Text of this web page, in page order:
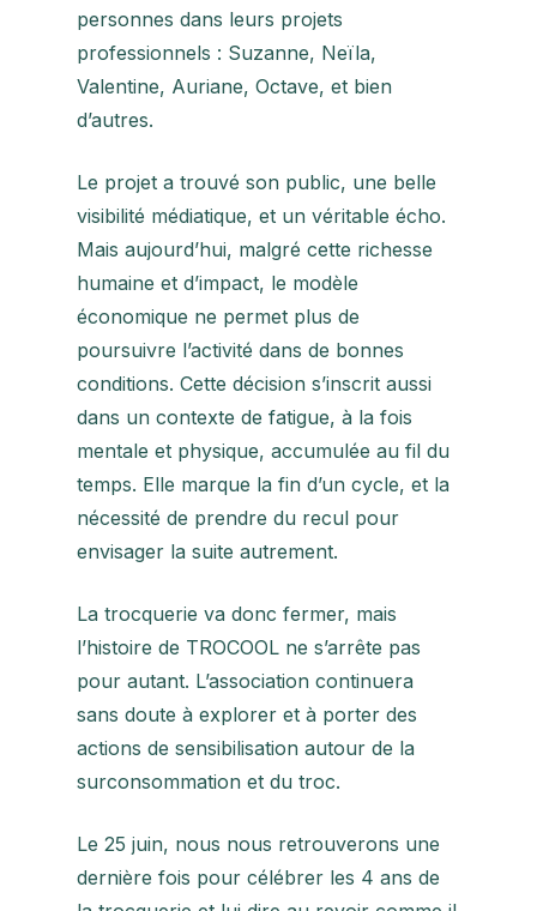
personnes dans leurs projets
professionnels : Suzanne, Neïla,
Valentine, Auriane, Octave, et bien
d’autres.
Le projet a trouvé son public, une belle
visibilité médiatique, et un véritable écho.
Mais aujourd’hui, malgré cette richesse
humaine et d’impact, le modèle
économique ne permet plus de
poursuivre l’activité dans de bonnes
conditions. Cette décision s’inscrit aussi
dans un contexte de fatigue, à la fois
mentale et physique, accumulée au fil du
temps. Elle marque la fin d’un cycle, et la
nécessité de prendre du recul pour
envisager la suite autrement.
La trocquerie va donc fermer, mais
l’histoire de TROCOOL ne s’arrête pas
pour autant. L’association continuera
sans doute à explorer et à porter des
actions de sensibilisation autour de la
surconsommation et du troc.
Le 25 juin, nous nous retrouverons une
dernière fois pour célébrer les 4 ans de